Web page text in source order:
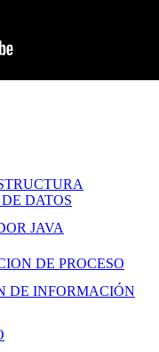
DATOS
JAVA
DE PROCESO
DE INFORMACIÓN